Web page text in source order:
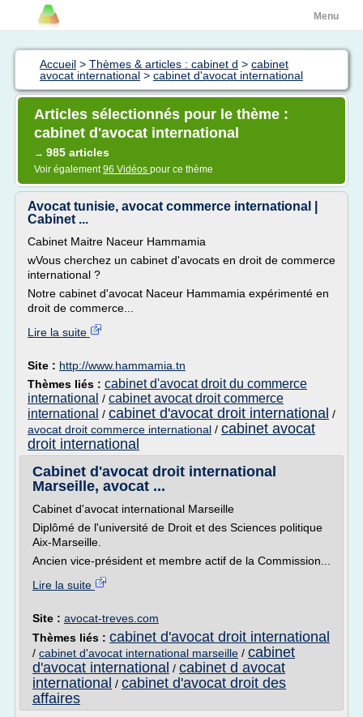
Menu
Accueil > Thèmes & articles : cabinet d > cabinet
avocat international > cabinet d'avocat international
Articles sélectionnés pour le thème :
cabinet d'avocat international
→ 985 articles
Voir également96 Vidéos pour ce thème
Avocat tunisie, avocat commerce international |
Cabinet ...
Cabinet Maitre Naceur Hammamia
wVous cherchez un cabinet d'avocats en droit de commerce
international ?
Notre cabinet d'avocat Naceur Hammamia expérimenté en
droit de commerce...
Lire la suite
Site : http://www.hammamia.tn
Thèmes liés : cabinet d'avocat droit du commerce
international / cabinet avocat droit commerce
international / cabinet d'avocat droit international /
avocat droit commerce international / cabinet avocat
droit international
Cabinet d'avocat droit international
Marseille, avocat ...
Cabinet d'avocat international Marseille
Diplômé de l'université de Droit et des Sciences politique
Aix-Marseille.
Ancien vice-président et membre actif de la Commission...
Lire la suite
Site : avocat-treves.com
Thèmes liés : cabinet d'avocat droit international
/ cabinet d'avocat international marseille / cabinet
d'avocat international / cabinet d avocat
international / cabinet d'avocat droit des
affaires